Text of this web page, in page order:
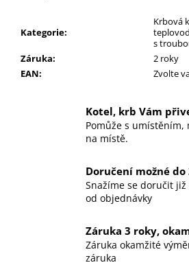
Kategorie:
Krbová
s
Záruka:
2 roky
EAN: Zvolte
Kotel, krb Vám
Pomůže s umístěním,
na místě.
Doručení možné do
Snažíme se doručit
od objednávky
Záruka 3 roky,
Záruka okamžité
záruka